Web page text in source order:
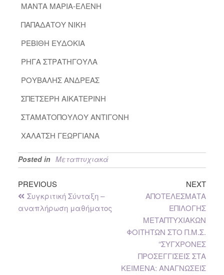
ΜΑΝΤΑ ΜΑΡΙΑ-ΕΛΕΝΗ
ΠΑΠΑΔΑΤΟΥ ΝΙΚΗ
ΡΕΒΙΘΗ ΕΥΔΟΚΙΑ
ΡΗΓΑ ΣΤΡΑΤΗΓΟΥΛΑ
ΡΟΥΒΑΛΗΣ ΑΝΔΡΕΑΣ
ΣΠΕΤΣΕΡΗ ΑΙΚΑΤΕΡΙΝΗ
ΣΤΑΜΑΤΟΠΟΥΛΟΥ ΑΝΤΙΓΟΝΗ
ΧΑΛΑΤΣΗ ΓΕΩΡΓΙΑΝΑ
Posted in Μεταπτυχιακά
PREVIOUS
Συγκριτική Σύνταξη –
αναπλήρωση μαθήματος
NEXT
ΑΠΟΤΕΛΕΣΜΑΤΑ
ΕΠΙΛΟΓΗΣ
ΜΕΤΑΠΤΥΧΙΑΚΩΝ
ΦΟΙΤΗΤΩΝ ΣΤΟ Π.Μ.Σ.
“ΣΥΓΧΡΟΝΕΣ
ΠΡΟΣΕΓΓΙΣΕΙΣ ΣΤΑ
ΚΕΙΜΕΝΑ: ΑΝΑΓΝΩΣΕΙΣ